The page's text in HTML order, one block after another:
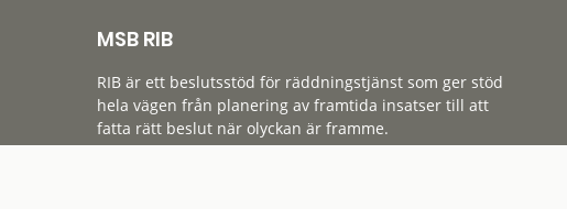
MSB RIB
RIB är ett beslutsstöd för räddningstjänst som ger stöd
hela vägen från planering av framtida insatser till att
fatta rätt beslut när olyckan är framme.